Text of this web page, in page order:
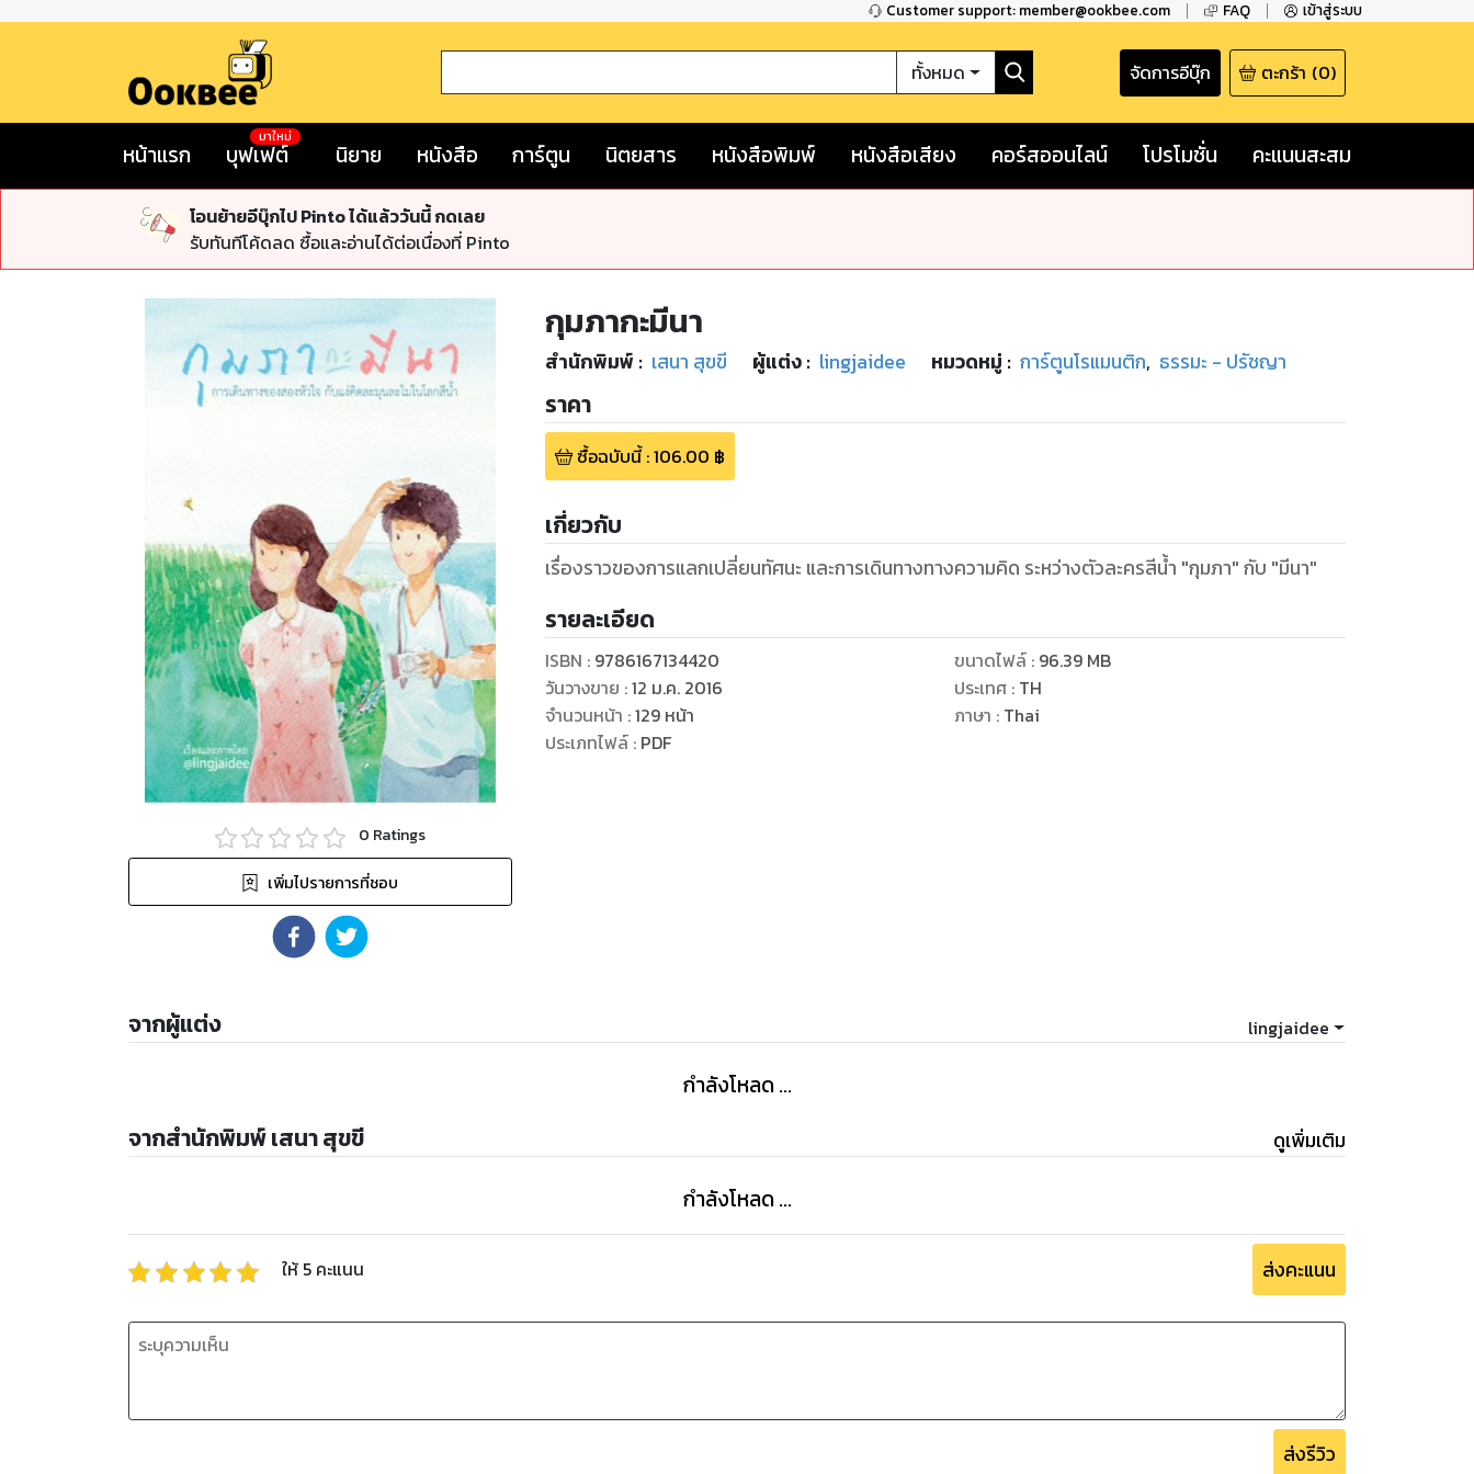
Customer support: member@ookbee.com FAQ เข้าสู่ระบบ
ทั้งหมด จัดการอีบุ๊ก ตะกร้า (0)
หน้าแรก บุฟเฟต์
มาใหม่
นิยาย หนังสือ การ์ตูน นิตยสาร หนังสือพิมพ์ หนังสือเสียง คอร์สออนไลน์ โปรโมชั่น คะแนนสะสม
โอนย้ายอีบุ๊กไป Pinto ได้แล้ววันนี้ กดเลย
รับทันทีโค้ดลด ซื้อและอ่านได้ต่อเนื่องที่ Pinto
0 Ratings
เพิ่มไปรายการที่ชอบ
กุมภากะมีนา
สำนักพิมพ์ : เสนา สุขขี ผู้แต่ง : lingjaidee หมวดหมู่ : การ์ตูนโรแมนติก, ธรรมะ - ปรัชญา
ราคา
ซื้อฉบับนี้:106.00 ฿
เกี่ยวกับ
เรื่องราวของการแลกเปลี่ยนทัศนะ และการเดินทางทางความคิด ระหว่างตัวละครสีน้ำ "กุมภา" กับ "มีนา"
รายละเอียด
ISBN : 9786167134420
วันวางขาย :12 ม.ค. 2016
จำนวนหน้า :129 หน้า
ประเภทไฟล์: PDF
ขนาดไฟล์: 96.39 MB
ประเทศ : TH
ภาษา : Thai
จากผู้แต่ง lingjaidee
กำลังโหลด ...
จากสำนักพิมพ์ เสนา สุขขี ดูเพิ่มเติม
กำลังโหลด ...
ให้ 5 คะแนน ส่งคะแนน
ส่งรีวิว